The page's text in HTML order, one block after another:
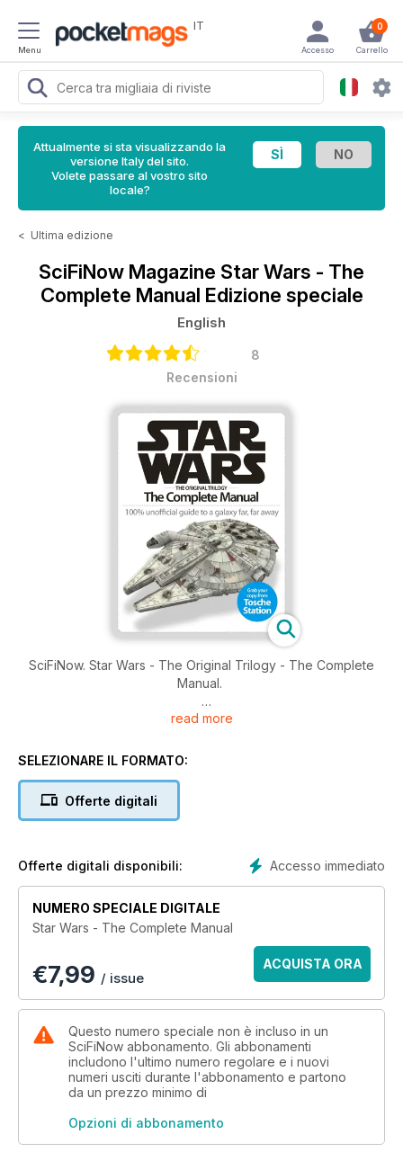
Menu
IT 0
Carrello
Accesso
Attualmente si sta visualizzando la
versione Italy del sito.
Volete passare al vostro sito
locale?
< Ultima edizione
SciFiNow Magazine Star Wars - The
Complete Manual Edizione speciale
English
8
Recensioni
SciFiNow. Star Wars - The Original Trilogy - The Complete
Manual.
100% Unofficial guide to a galaxy far far away...
read more
SELEZIONARE IL FORMATO:
Offerte digitali
Accesso immediato
Offerte digitali disponibili:
NUMERO SPECIALE DIGITALE
Star Wars - The Complete Manual
€7,99 / issue
ACQUISTA ORA
Questo numero speciale non è incluso in un
SciFiNow abbonamento. Gli abbonamenti
includono l'ultimo numero regolare e i nuovi
numeri usciti durante l'abbonamento e partono
da un prezzo minimo di
Opzioni di abbonamento